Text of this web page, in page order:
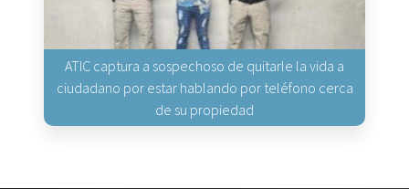
ATIC captura a sospechoso de quitarle la vida a
ciudadano por estar hablando por teléfono cerca
de su propiedad